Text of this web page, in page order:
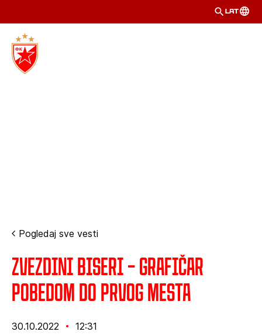
LAT
Pogledaj sve vesti
Zvezdini biseri – Grafičar
pobedom do prvog mesta
30.10.2022 12:31